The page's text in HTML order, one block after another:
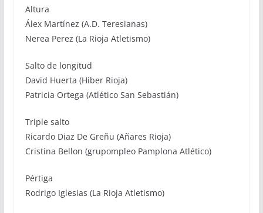
Altura
Álex Martínez (A.D. Teresianas)
Nerea Perez (La Rioja Atletismo)
Salto de longitud
David Huerta (Hiber Rioja)
Patricia Ortega (Atlético San Sebastián)
Triple salto
Ricardo Diaz De Greñu (Añares Rioja)
Cristina Bellon (grupompleo Pamplona Atlético)
Pértiga
Rodrigo Iglesias (La Rioja Atletismo)